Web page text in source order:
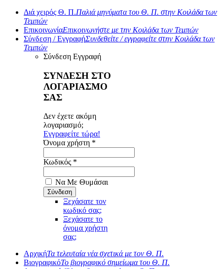
Διά χειρός Θ. Π.Παλιά μηνύματα του Θ. Π. στην Κοιλάδα των
Τεμπών
ΕπικοινωνίαΕπικοινωνήστε με την Κοιλάδα των Τεμπών
Σύνδεση / ΕγγραφήΣυνδεθείτε / εγγραφείτε στην Κοιλάδα των
Τεμπών
Σύνδεση Εγγραφή
ΣΥΝΔΕΣΗ ΣΤΟ
ΛΟΓΑΡΙΑΣΜΟ
ΣΑΣ
Δεν έχετε ακόμη
λογαριασμό;
Εγγραφείτε τώρα!
Όνομα χρήστη *
Κωδικός *
Να Με Θυμάσαι
Ξεχάσατε τον
κωδικό σας;
Ξεχάσατε το
όνομα χρήστη
σας;
ΑρχικήΤα τελευταία νέα σχετικά με τον Θ. Π.
ΒιογραφικόΤο βιογραφικό σημείωμα του Θ. Π.